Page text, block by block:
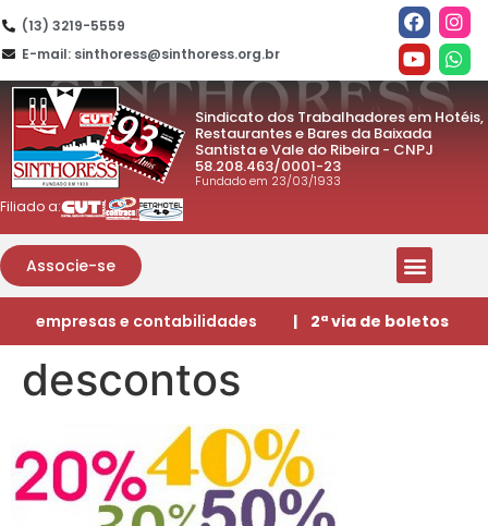
(13) 3219-5559
E-mail: sinthoress@sinthoress.org.br
Sindicato dos Trabalhadores em Hotéis,
Restaurantes e Bares da Baixada
Santista e Vale do Ribeira - CNPJ
58.208.463/0001-23
Fundado em 23/03/1933
Filiado a:
Associe-se
empresas e contabilidades | 2ª via de boletos
descontos